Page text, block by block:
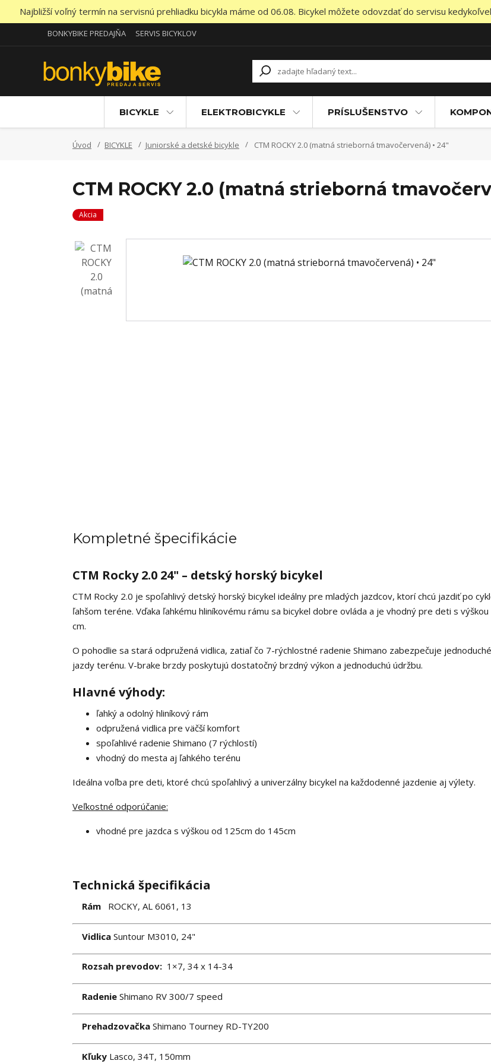
Najbližší voľný termín na servisnú prehliadku bicykla máme od 06.08. Bicykel môžete odovzdať do servisu
BONKYBIKE PREDAJŇA SERVIS BICYKLOV
BICYKLE ELEKTROBICYKLE PRÍSLUŠENSTVO
Úvod BICYKLE Juniorské a detské bicykle CTM ROCKY 2.0 (matná strieborná tmavočervená) • 24"
CTM ROCKY 2.0 (matná strieborná
Akcia
Kompletné špecifikácie
CTM Rocky 2.0 24" – detský horský bicykel
CTM Rocky 2.0 je spoľahlivý detský horský bicykel ideálny pre mladých jazdcov, ktorí chcú jazdiť po
ľahšom teréne. Vďaka ľahkému hliníkovému rámu sa bicykel dobre ovláda a je vhodný pre deti s
cm.
O pohodlie sa stará odpružená vidlica, zatiaľ čo 7-rýchlostné radenie Shimano zabezpečuje
jazdy terénu. V-brake brzdy poskytujú dostatočný brzdný výkon a jednoduchú údržbu.
Hlavné výhody:
ľahký a odolný hliníkový rám
odpružená vidlica pre väčší komfort
spoľahlivé radenie Shimano (7 rýchlostí)
vhodný do mesta aj ľahkého terénu
Ideálna voľba pre deti, ktoré chcú spoľahlivý a univerzálny bicykel na každodenné jazdenie aj výlety.
Veľkostné odporúčanie:
vhodné pre jazdca s výškou od 125cm do 145cm
Technická špecifikácia
Rám ROCKY, AL 6061, 13
Vidlica Suntour M3010, 24"
Rozsah prevodov: 1×7, 34 x 14-34
Radenie Shimano RV 300/7 speed
Prehadzovačka Shimano Tourney RD-TY200
Kľuky Lasco, 34T, 150mm